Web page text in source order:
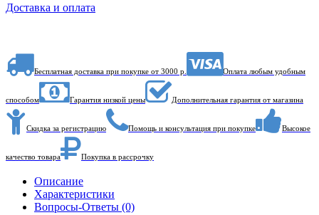
Доставка и оплата
Бесплатная доставка при покупке от 3000 р. Оплата любым удобным
способом Гарантия низкой цены Дополнительная гарантия от магазина
Скидка за регистрацию Помощь и консультация при покупке Высокое
качество товара Покупка в рассрочку
Описание
Характеристики
Вопросы-Ответы (0)